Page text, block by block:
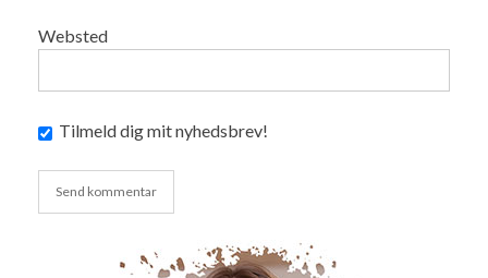
Websted
Tilmeld dig mit nyhedsbrev!